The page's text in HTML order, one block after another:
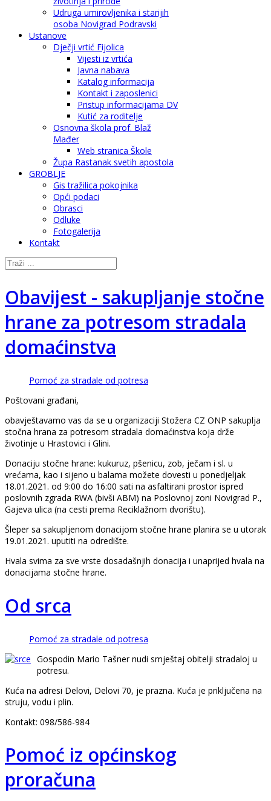
Udruga umirovljenika i starijih
osoba Novigrad Podravski
Ustanove
Dječji vrtić Fijolica
Vijesti iz vrtića
Javna nabava
Katalog informacija
Kontakt i zaposlenici
Pristup informacijama DV
Kutić za roditelje
Osnovna škola prof. Blaž
Mađer
Web stranica Škole
Župa Rastanak svetih apostola
GROBLJE
Gis tražilica pokojnika
Opći podaci
Obrasci
Odluke
Fotogalerija
Kontakt
Obavijest - sakupljanje stočne
hrane za potresom stradala
domaćinstva
Pomoć za stradale od potresa
Poštovani građani,
obavještavamo vas da se u organizaciji Stožera CZ ONP sakuplja
stočna hrana za potresom stradala domaćinstva koja drže
životinje u Hrastovici i Glini.
Donaciju stočne hrane: kukuruz, pšenicu, zob, ječam i sl. u
vrećama, kao i sijeno u balama možete dovesti u ponedjeljak
18.01.2021. od 9:00 do 16:00 sati na asfaltirani prostor ispred
poslovnih zgrada RWA (bivši ABM) na Poslovnoj zoni Novigrad P.,
Gajeva ulica (na cesti prema Reciklažnom dvorištu).
Šleper sa sakupljenom donacijom stočne hrane planira se u utorak
19.01.2021. uputiti na odredište.
Hvala svima za sve vrste dosadašnjih donacija i unaprijed hvala na
donacijama stočne hrane.
Od srca
Pomoć za stradale od potresa
Gospodin Mario Tašner nudi smještaj obitelji stradaloj u
potresu.
Kuća na adresi Delovi, Delovi 70, je prazna. Kuća je priključena na
struju, vodu i plin.
Kontakt: 098/586-984
Pomoć iz općinskog
proračuna